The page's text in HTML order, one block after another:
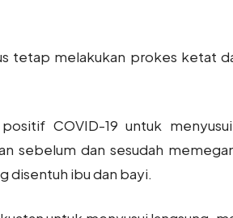
tetap melakukan prokes ketat
COVID-19 untuk
sebelum dan sesudah
disentuh ibu dan bayi.